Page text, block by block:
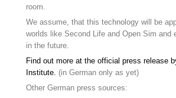
room.
We assume, that this technology will be
worlds like Second Life and Open Sim and
in the future.
Find out more at the official press release
Institute. (in German only as yet)
Other German press sources: